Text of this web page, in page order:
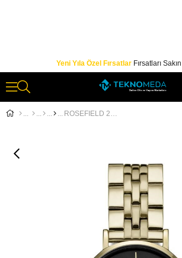
Yeni Yıla Özel FırsatlarFırsatları
ROSEFIELD 26BSG.268 Kadın Kol Saati